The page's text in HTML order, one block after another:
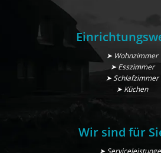
➤ Wohnzimmer
➤ Esszimmer
➤ Schlafzimmer
➤ Küchen
Wir sind für